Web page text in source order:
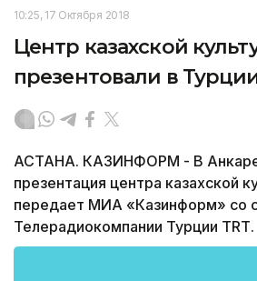
10:25, 17 Октября 2018
Центр казахской
презентовали в
АСТАНА. КАЗИНФОРМ - В
презентация центра казахской
передает МИА «Казинформ» со
Телерадиокомпании Турции ТRТ.